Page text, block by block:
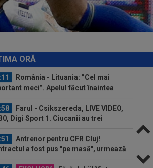
ORĂ
VIDEO
Cristi Balaj a văzut UTA -
și a dat verdictul: nu numai penalty,
dar hoții i-au furat roțile de
Necaz...
România - Lituania: ”Cel mai
meci”. Apelul făcut înaintea
Farul - Csikszereda, LIVE VIDEO,
Digi Sport 1. Ciucanii au trei
Antrenor pentru CFR Cluj!
a fost pus "pe masă", urmează